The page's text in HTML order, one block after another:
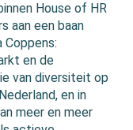
House of HR
aan een baan
Coppens:
en de
van diversiteit op
en in
meer en meer